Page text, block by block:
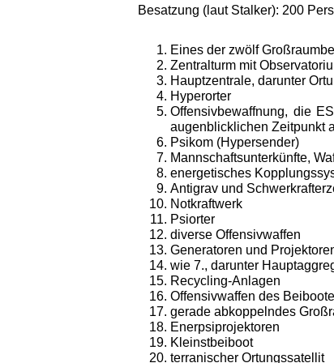
Besatzung (laut Stalker): 200
Eines der zwölf
Zentralturm mit
Hauptzentrale, darunter
Hyperorter
Offensivbewaffnung, die
augen­blicklichen Zeitpunkt
Psikom (Hypersender)
Mannschaftsunterkünfte,
energetisches
Antigrav und
Notkraftwerk
Psiorter
diverse Offensivwaffen
Generatoren und
wie 7., darunter
Recycling-Anlagen
Offensivwaffen des
gerade abkoppelndes
Enerpsiprojektoren
Kleinstbeiboot
terranischer Ortungssatellit